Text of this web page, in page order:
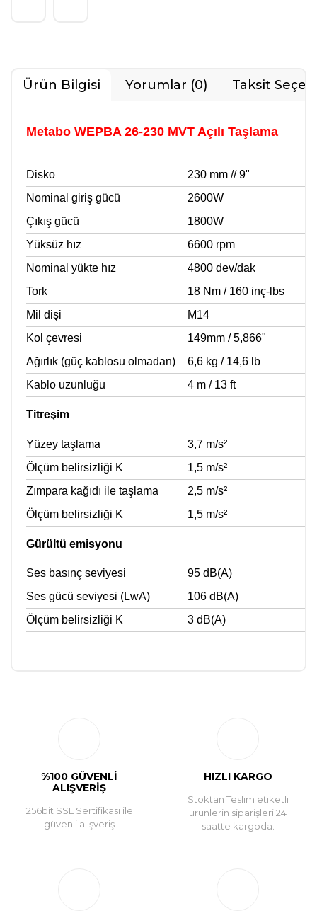
Ürün Bilgisi Yorumlar (0) Taksit
Metabo WEPBA 26-230 MVT Açılı Taşlama
Disko
230 mm // 9"
Nominal giriş gücü
2600W
Çıkış gücü
1800W
Yüksüz hız
6600 rpm
Nominal yükte hız
4800 dev/dak
Tork
18 Nm / 160 inç-lbs
Mil dişi
M14
Kol çevresi
149mm / 5,866"
Ağırlık (güç kablosu olmadan)
6,6 kg / 14,6 lb
Kablo uzunluğu
4 m / 13 ft
Titreşim
Yüzey taşlama
3,7 m/s²
Ölçüm belirsizliği K
1,5 m/s²
Zımpara kağıdı ile taşlama
2,5 m/s²
Ölçüm belirsizliği K
1,5 m/s²
Gürültü emisyonu
Ses basınç seviyesi
95 dB(A)
Ses gücü seviyesi (LwA)
106 dB(A)
Ölçüm belirsizliği K
3 dB(A)
%100 GÜVENLİ
ALIŞVERİŞ
256bit SSL Sertifikası ile
güvenli alışveriş
HIZLI KARGO
Stoktan Teslim etiketli
ürünlerin siparişleri 24
saatte kargoda.